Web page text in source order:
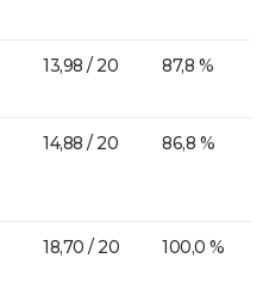
13,98 / 20 87,8 %
14,88 / 20 86,8 %
18,70 / 20 100,0 %